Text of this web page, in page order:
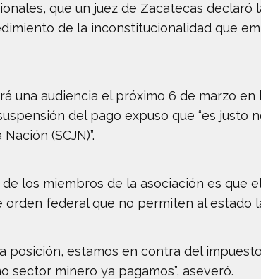
que un juez de Zacatecas
de la inconstitucionalidad que
una audiencia el próximo 6 de marzo
del pago expuso que “es justo
(SCJN)”.
los miembros de la asociación es que
federal que no permiten al estado
posición, estamos en contra del
sector minero ya pagamos”, aseveró.